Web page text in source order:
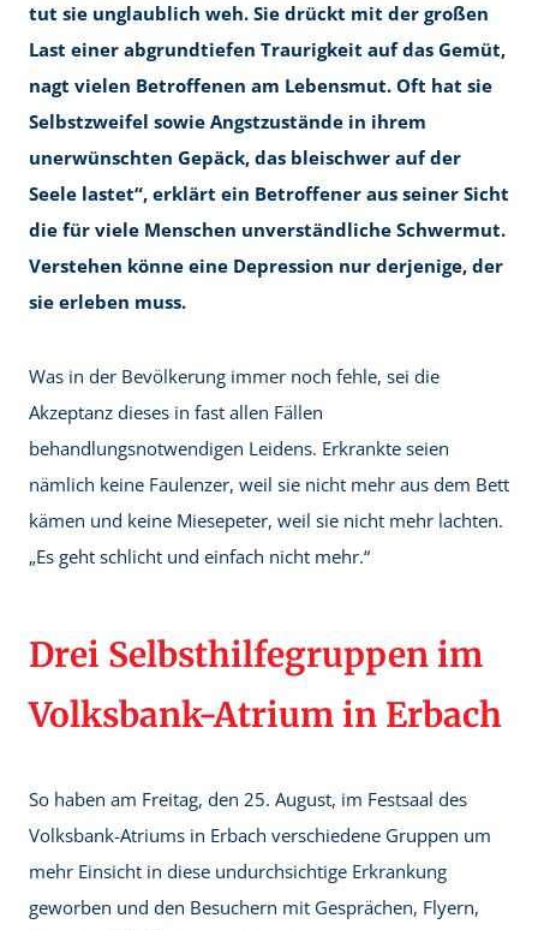
tut sie unglaublich weh. Sie drückt mit der großen
Last einer abgrundtiefen Traurigkeit auf das Gemüt,
nagt vielen Betroffenen am Lebensmut. Oft hat sie
Selbstzweifel sowie Angstzustände in ihrem
unerwünschten Gepäck, das bleischwer auf der
Seele lastet“, erklärt ein Betroffener aus seiner Sicht
die für viele Menschen unverständliche Schwermut.
Verstehen könne eine Depression nur derjenige, der
sie erleben muss.
Was in der Bevölkerung immer noch fehle, sei die
Akzeptanz dieses in fast allen Fällen
behandlungsnotwendigen Leidens. Erkrankte seien
nämlich keine Faulenzer, weil sie nicht mehr aus dem Bett
kämen und keine Miesepeter, weil sie nicht mehr lachten.
„Es geht schlicht und einfach nicht mehr.“
Drei Selbsthilfegruppen im
Volksbank-Atrium in Erbach
So haben am Freitag, den 25. August, im Festsaal des
Volksbank-Atriums in Erbach verschiedene Gruppen um
mehr Einsicht in diese undurchsichtige Erkrankung
geworben und den Besuchern mit Gesprächen, Flyern,